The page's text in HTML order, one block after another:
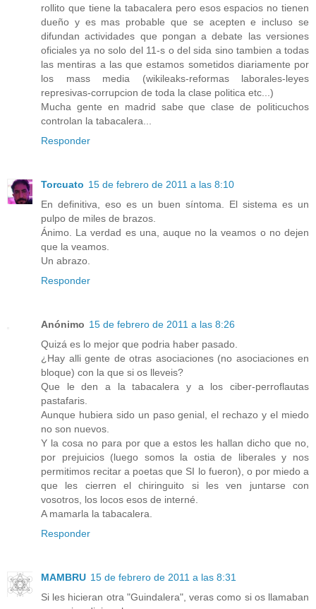
rollito que tiene la tabacalera pero esos espacios no tienen
dueño y es mas probable que se acepten e incluso se
difundan actividades que pongan a debate las versiones
oficiales ya no solo del 11-s o del sida sino tambien a todas
las mentiras a las que estamos sometidos diariamente por
los mass media (wikileaks-reformas laborales-leyes
represivas-corrupcion de toda la clase politica etc...)
Mucha gente en madrid sabe que clase de politicuchos
controlan la tabacalera...
Responder
Torcuato 15 de febrero de 2011 a las 8:10
En definitiva, eso es un buen síntoma. El sistema es un
pulpo de miles de brazos.
Ánimo. La verdad es una, auque no la veamos o no dejen
que la veamos.
Un abrazo.
Responder
Anónimo 15 de febrero de 2011 a las 8:26
Quizá es lo mejor que podria haber pasado.
¿Hay alli gente de otras asociaciones (no asociaciones en
bloque) con la que si os lleveis?
Que le den a la tabacalera y a los ciber-perroflautas
pastafaris.
Aunque hubiera sido un paso genial, el rechazo y el miedo
no son nuevos.
Y la cosa no para por que a estos les hallan dicho que no,
por prejuicios (luego somos la ostia de liberales y nos
permitimos recitar a poetas que SI lo fueron), o por miedo a
que les cierren el chiringuito si les ven juntarse con
vosotros, los locos esos de interné.
A mamarla la tabacalera.
Responder
MAMBRU 15 de febrero de 2011 a las 8:31
Si les hicieran otra "Guindalera", veras como si os llamaban